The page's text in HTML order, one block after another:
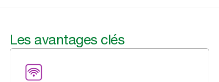
Les avantages clés